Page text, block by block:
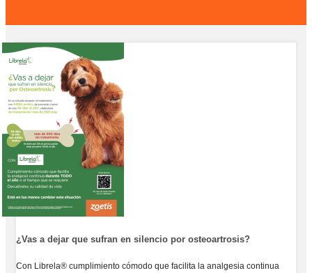
¿Vas a dejar que sufran en silencio por osteoartrosis?
Con Librela® cumplimiento cómodo que facilita la analgesia continua